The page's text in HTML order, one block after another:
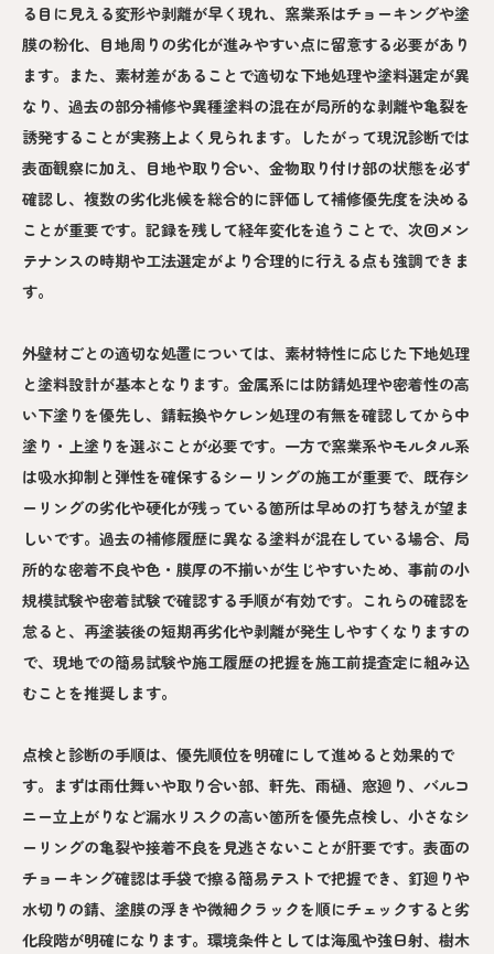
る目に見える変形や剥離が早く現れ、窯業系はチョーキングや塗
膜の粉化、目地周りの劣化が進みやすい点に留意する必要があり
ます。また、素材差があることで適切な下地処理や塗料選定が異
なり、過去の部分補修や異種塗料の混在が局所的な剥離や亀裂を
誘発することが実務上よく見られます。したがって現況診断では
表面観察に加え、目地や取り合い、金物取り付け部の状態を必ず
確認し、複数の劣化兆候を総合的に評価して補修優先度を決める
ことが重要です。記録を残して経年変化を追うことで、次回メン
テナンスの時期や工法選定がより合理的に行える点も強調できま
す。
外壁材ごとの適切な処置については、素材特性に応じた下地処理
と塗料設計が基本となります。金属系には防錆処理や密着性の高
い下塗りを優先し、錆転換やケレン処理の有無を確認してから中
塗り・上塗りを選ぶことが必要です。一方で窯業系やモルタル系
は吸水抑制と弾性を確保するシーリングの施工が重要で、既存シ
ーリングの劣化や硬化が残っている箇所は早めの打ち替えが望ま
しいです。過去の補修履歴に異なる塗料が混在している場合、局
所的な密着不良や色・膜厚の不揃いが生じやすいため、事前の小
規模試験や密着試験で確認する手順が有効です。これらの確認を
怠ると、再塗装後の短期再劣化や剥離が発生しやすくなりますの
で、現地での簡易試験や施工履歴の把握を施工前提査定に組み込
むことを推奨します。
点検と診断の手順は、優先順位を明確にして進めると効果的で
す。まずは雨仕舞いや取り合い部、軒先、雨樋、窓廻り、バルコ
ニー立上がりなど漏水リスクの高い箇所を優先点検し、小さなシ
ーリングの亀裂や接着不良を見逃さないことが肝要です。表面の
チョーキング確認は手袋で擦る簡易テストで把握でき、釘廻りや
水切りの錆、塗膜の浮きや微細クラックを順にチェックすると劣
化段階が明確になります。環境条件としては海風や強日射、樹木